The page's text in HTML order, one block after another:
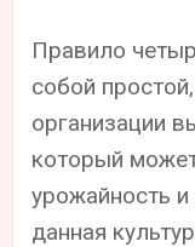
Правило
собой
организации
который
урожайность
данная